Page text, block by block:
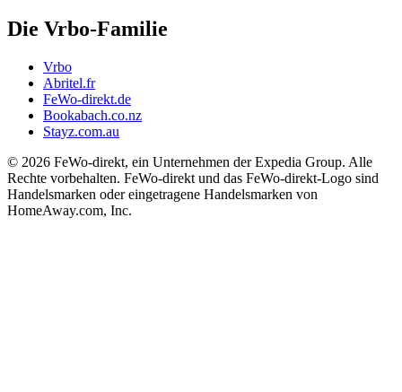
Die Vrbo-Familie
Vrbo
Abritel.fr
FeWo-direkt.de
Bookabach.co.nz
Stayz.com.au
© 2026 FeWo-direkt, ein Unternehmen der Expedia Group. Alle
Rechte vorbehalten. FeWo-direkt und das FeWo-direkt-Logo sind
Handelsmarken oder eingetragene Handelsmarken von
HomeAway.com, Inc.